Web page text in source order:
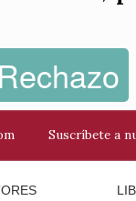
Rechazo
Suscríbete a